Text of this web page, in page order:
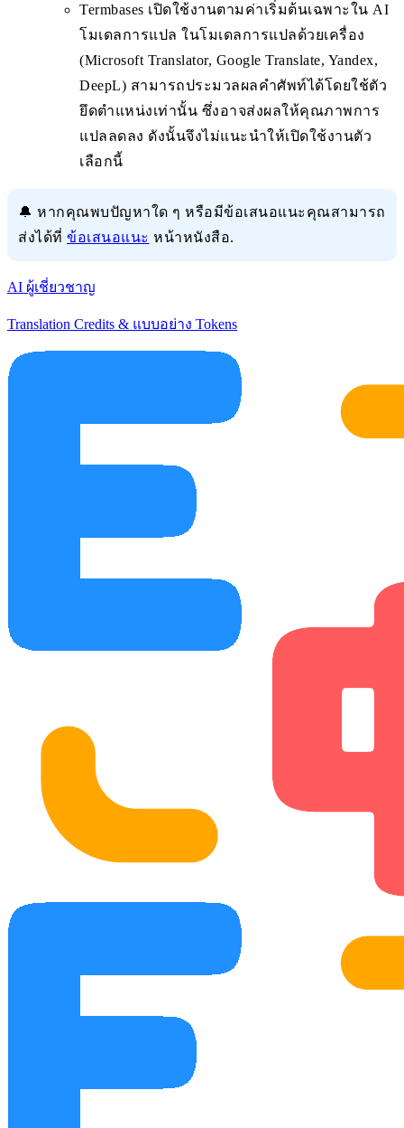
Termbases เปิดใช้งานตามค่าเริ่มต้นเฉพาะใน AI
โมเดลการแปล ในโมเดลการแปลด้วยเครื่อง
(Microsoft Translator, Google Translate, Yandex,
DeepL) สามารถประมวลผลคำศัพท์ได้โดยใช้ตัว
ยึดตำแหน่งเท่านั้น ซึ่งอาจส่งผลให้คุณภาพการ
แปลลดลง ดังนั้นจึงไม่แนะนำให้เปิดใช้งานตัว
เลือกนี้
🔔 หากคุณพบปัญหาใด ๆ หรือมีข้อเสนอแนะคุณสามารถ
ส่งได้ที่ ข้อเสนอแนะ หน้าหนังสือ.
AI ผู้เชี่ยวชาญ
Translation Credits & แบบอย่าง Tokens